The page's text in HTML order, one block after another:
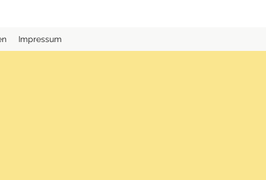
Impressum